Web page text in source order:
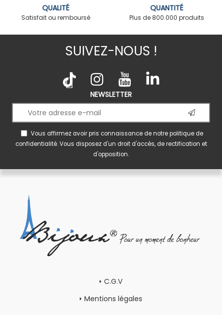
QUALITÉ
Satisfait ou remboursé
QUANTITÉ
Plus de 800.000 produits
SUIVEZ-NOUS !
NEWSLETTER
Vous affirmez avoir pris connaissance de notrepolitique de
confidentialité. Vous disposez d'un droit d'accès, de rectification et
d'opposition.
C.G.V
Mentions légales